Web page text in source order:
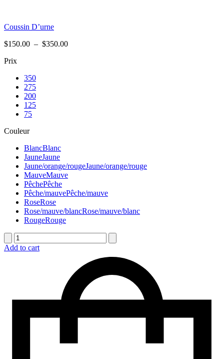
Coussin D’urne
$150.00 – $350.00Plage
Prix
350
275
200
125
75
Couleur
BlancBlanc
JauneJaune
Jaune/orange/rougeJaune/orange/rouge
MauveMauve
PêchePêche
Pêche/mauvePêche/mauve
RoseRose
Rose/mauve/blancRose/mauve/blanc
RougeRouge
quantité
de
Add to cart